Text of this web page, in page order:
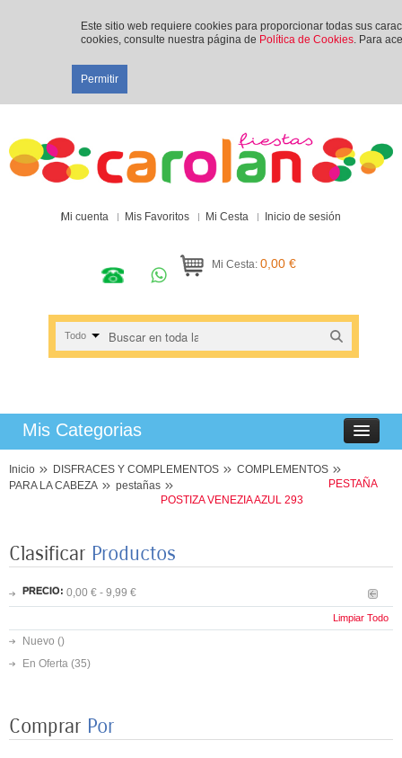
Este sitio web requiere cookies para proporcionar todas sus
cookies, consulte nuestra página de Política de Cookies. Para
Permitir
Mi cuenta Mis Favoritos Mi Cesta Inicio de sesión
Mi Cesta: 0,00 €
Todo
Mis Categorias
Inicio DISFRACES Y COMPLEMENTOS
COMPLEMENTOS
PARA LA CABEZA
pestañas
PESTAÑA
POSTIZA VENEZIA AZUL 293
Clasificar Productos
PRECIO: 0,00 € - 9,99 €
Limpiar Todo
Nuevo ()
En Oferta (35)
Comprar Por
8 PLATOS MARIPOSAS COLORES 23CM